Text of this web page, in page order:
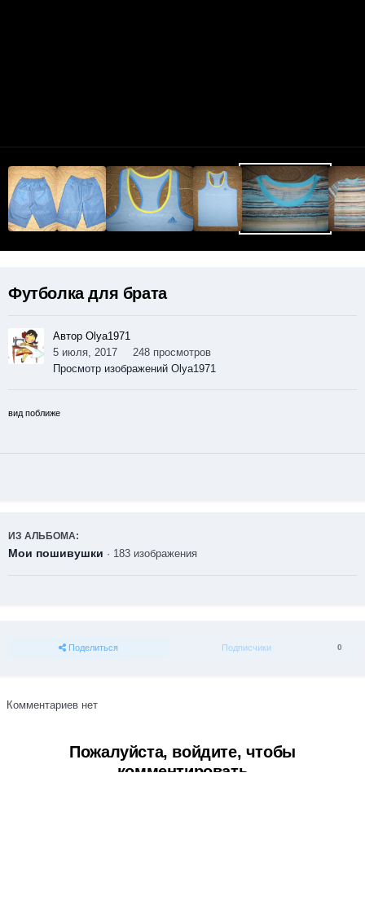
Футболка для брата
Автор Olya1971
5 июля, 2017
248 просмотров
Просмотр изображений Olya1971
вид поближе
ИЗ АЛЬБОМА:
Мои пошивушки · 183 изображения
Поделиться Подписчики 0
Комментариев нет
Пожалуйста, войдите, чтобы
комментировать